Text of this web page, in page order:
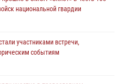
с заместителем полномочного
Федерации в Северо-
со службой в ведомстве
национальной гвардии
участниками встречи,
событиям